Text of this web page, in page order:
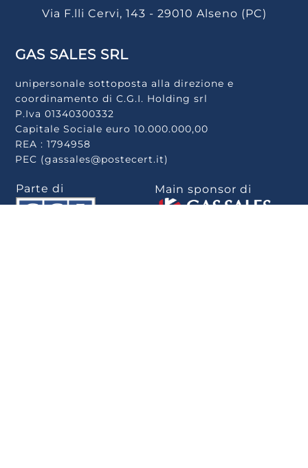
Via F.lli Cervi, 143 - 29010 Alseno (PC)
GAS SALES SRL
unipersonale sottoposta alla direzione e
coordinamento di C.G.I. Holding srl
P.Iva 01340300332
Capitale Sociale euro 10.000.000,00
REA : 1794958
PEC (gassales@postecert.it)
Parte di Main sponsor di